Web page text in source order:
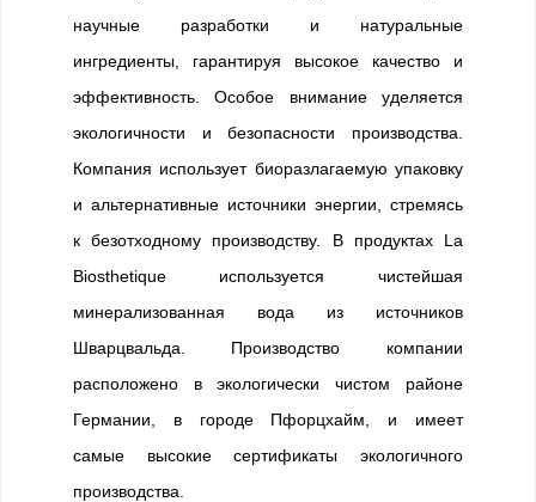
научные разработки и натуральные
ингредиенты, гарантируя высокое качество и
эффективность. Особое внимание уделяется
экологичности и безопасности производства.
Компания использует биоразлагаемую упаковку
и альтернативные источники энергии, стремясь
к безотходному производству. В продуктах La
Biosthetique используется чистейшая
минерализованная вода из источников
Шварцвальда. Производство компании
расположено в экологически чистом районе
Германии, в городе Пфорцхайм, и имеет
самые высокие сертификаты экологичного
производства.